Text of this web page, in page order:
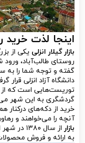
اینجا لذت خرید
بازار گیلار انزلی یکی از
روستای طالب‌آباد،
گفته و توجه شما را
دانشگاه آزاد انزلی
توریست‌هایی است که از
گردشگری به این شهر
خرید از دکه‌های درکنار
آنچه را می‌خواهند و
بازار
از سال
به ارائه و فروش